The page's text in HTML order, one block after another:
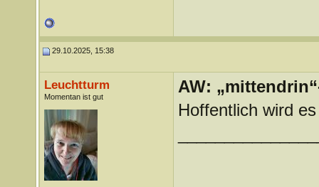
29.10.2025, 15:38
Leuchtturm
Momentan ist gut
AW:
Hoffentlich wird